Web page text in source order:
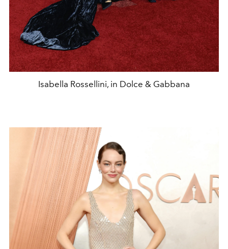
Isabella Rossellini, in Dolce & Gabbana